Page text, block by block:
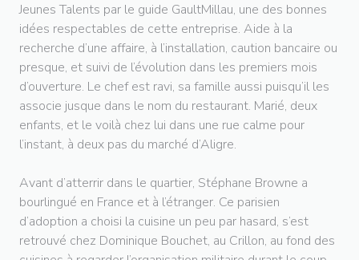
Jeunes Talents par le guide GaultMillau, une des bonnes
idées respectables de cette entreprise. Aide à la
recherche d’une affaire, à l’installation, caution bancaire ou
presque, et suivi de l’évolution dans les premiers mois
d’ouverture. Le chef est ravi, sa famille aussi puisqu’il les
associe jusque dans le nom du restaurant. Marié, deux
enfants, et le voilà chez lui dans une rue calme pour
l’instant, à deux pas du marché d’Aligre.
Avant d’atterrir dans le quartier, Stéphane Browne a
bourlingué en France et à l’étranger. Ce parisien
d’adoption a choisi la cuisine un peu par hasard, s’est
retrouvé chez Dominique Bouchet, au Crillon, au fond des